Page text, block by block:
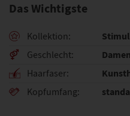
Das Wichtigste
Kollektion
Geschlecht Damen
Haarfaser
Kopfumfang